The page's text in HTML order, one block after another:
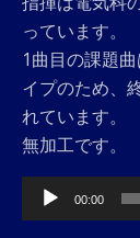
っています。
1曲目の課題
イプのため、
れています。
無加工です。
声
00:00